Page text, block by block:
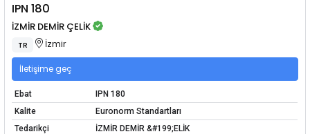
IPN 180
İZMİR DEMİR ÇELİK
TR İzmir
İletişime geç
Ebat
IPN 180
Kalite
Euronorm Standartları
Tedarikçi
İZMİR DEMİR &#199;ELİK